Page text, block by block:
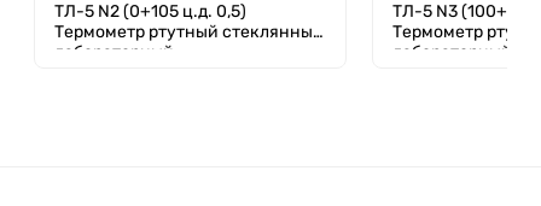
ТЛ-5 N2 (0+105 ц.д. 0,5)
Термометр ртутный стеклянный
лабораторный
ТЛ-5 N3 (100+205
Термометр
лабораторный